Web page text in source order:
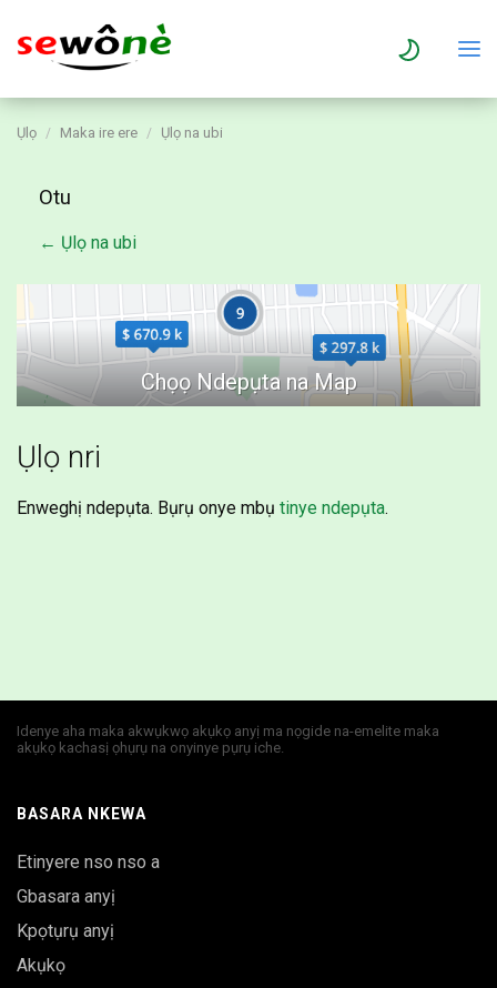
Ụlọ Maka ire ere Ụlọ na ubi
Otu
← Ụlọ na ubi
Ụlọ nri
Enweghị ndepụta. Bụrụ onye mbụ tinye ndepụta.
Idenye aha maka akwụkwọ akụkọ anyị ma nọgide na-emelite maka
akụkọ kachasị ọhụrụ na onyinye pụrụ iche.
BASARA NKEWA
Etinyere nso nso a
Gbasara anyị
Kpọtụrụ anyị
Akụkọ